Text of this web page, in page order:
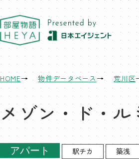
東京 部屋物語
HOME 物件データベース 荒川区
メゾン・ド・ル
アパート 駅チカ 築浅